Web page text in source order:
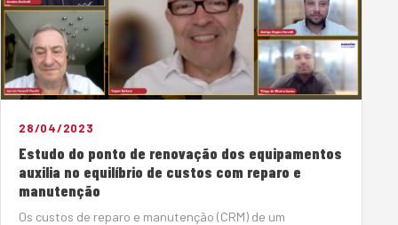
28/04/2023
Estudo do ponto de renovação dos equipamentos
auxilia no equilíbrio de custos com reparo e
manutenção
Os custos de reparo e manutenção (CRM) de um